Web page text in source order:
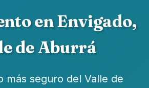
en Envigado,
de Aburrá
más seguro del Valle de